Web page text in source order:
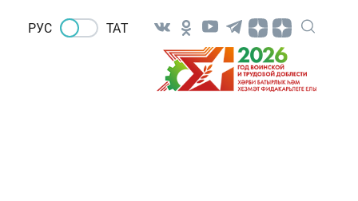
РУС ТАТ